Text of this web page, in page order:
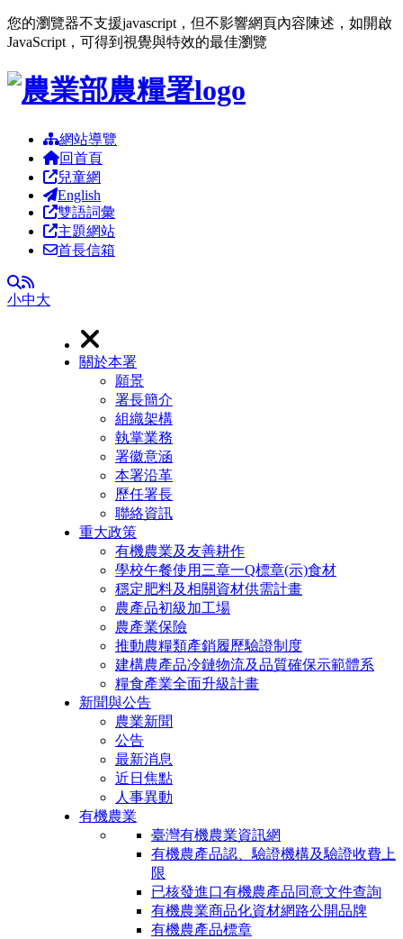
您的瀏覽器不支援javascript，但不影響網頁內容陳述，如開啟
JavaScript，可得到視覺與特效的最佳瀏覽
跳到主要內容區塊
網站導覽
回首頁
兒童網
English
雙語詞彙
主題網站
首長信箱
全文檢索
RSS
小中大
關於本署
願景
署長簡介
組織架構
執掌業務
署徽意涵
本署沿革
歷任署長
聯絡資訊
重大政策
有機農業及友善耕作
學校午餐使用三章一Q標章(示)食材
穩定肥料及相關資材供需計畫
農產品初級加工場
農產業保險
推動農糧類產銷履歷驗證制度
建構農產品冷鏈物流及品質確保示範體系
糧食產業全面升級計畫
新聞與公告
農業新聞
公告
最新消息
近日焦點
人事異動
有機農業
臺灣有機農業資訊網
有機農產品認、驗證機構及驗證收費上
限
已核發進口有機農產品同意文件查詢
有機農業商品化資材網路公開品牌
有機農產品標章